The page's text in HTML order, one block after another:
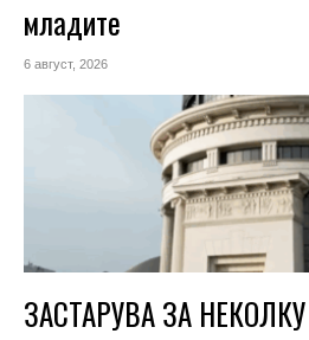
младите
6 август, 2026
ЗАСТАРУВА ЗА